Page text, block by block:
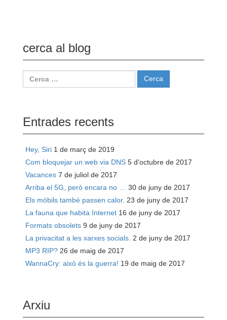
cerca al blog
Cerca:
Entrades recents
Hey, Siri 1 de març de 2019
Com bloquejar un web via DNS 5 d'octubre de 2017
Vacances 7 de juliol de 2017
Arriba el 5G, però encara no …
30 de juny de 2017
Els mòbils també passen calor. 23 de juny de 2017
La fauna que habita Internet 16 de juny de 2017
Formats obsolets 9 de juny de 2017
La privacitat a les xarxes socials. 2 de juny de 2017
MP3 RIP? 26 de maig de 2017
WannaCry: això és la guerra! 19 de maig de 2017
Arxiu